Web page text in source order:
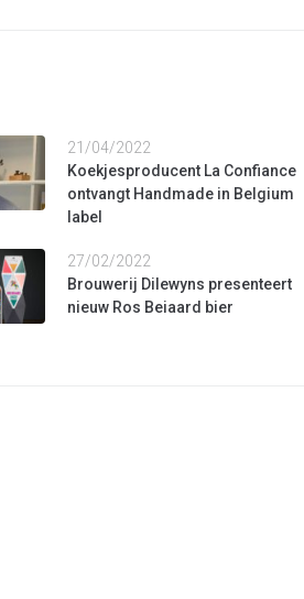
21/04/2022
Koekjesproducent La Confiance
ontvangt Handmade in Belgium
label
27/02/2022
Brouwerij Dilewyns presenteert
nieuw Ros Beiaard bier